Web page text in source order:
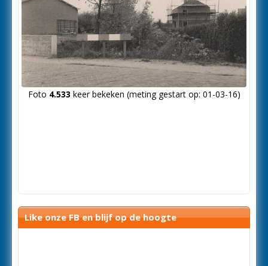
Foto 4.533 keer bekeken (meting gestart op: 01-03-16)
Like onze FB en blijf op de hoogte